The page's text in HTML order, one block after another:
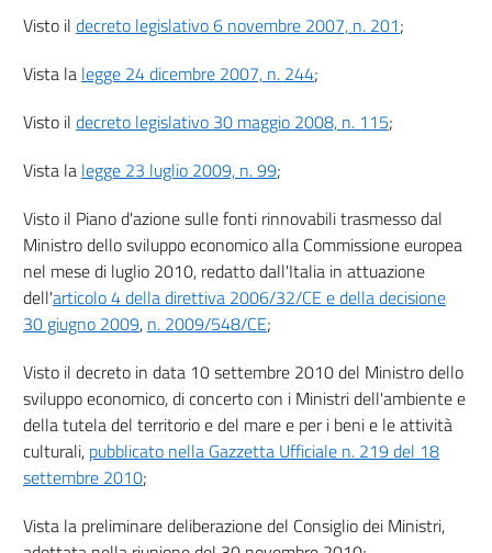
34
35
37
Titolo VII
SOSTENIBILITÀ DI BIOCARBURANTI E BIOLIQUIDI
38
39
MONITORAGGIO, CONTROLLO E RELAZIONE
Capo I
40
Visto il decreto legislativo 6 novembre 2007, n. 201;
Vista la legge 24 dicembre 2007, n. 244;
Visto il decreto legislativo 30 maggio 2008, n. 115;
Vista la legge 23 luglio 2009, n. 99;
Visto il Piano d'azione sulle fonti rinnovabili trasmesso dal
Ministro dello sviluppo economico alla Commissione europea
nel mese di luglio 2010, redatto dall'Italia in attuazione
dell'articolo 4 della direttiva 2006/32/CE e della decisione
30 giugno 2009, n. 2009/548/CE;
Visto il decreto in data 10 settembre 2010 del Ministro dello
sviluppo economico, di concerto con i Ministri dell'ambiente e
della tutela del territorio e del mare e per i beni e le attività
culturali, pubblicato nella Gazzetta Ufficiale n. 219 del 18
settembre 2010;
Vista la preliminare deliberazione del Consiglio dei Ministri,